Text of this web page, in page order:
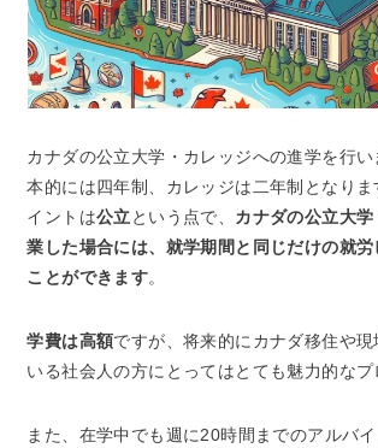
カナダの公立大学・カレッジへの進学を行
本的には四年制、カレッジは二年制となり
イントは公立という点で、 カナダの公立大
業した場合には、就学期間と同じだけの就
ことができます。
学費は高額ですが、将来的にカナダ移住や現
いる社会人の方にとってはとても魅力的なプ
また、在学中でも週に20時間までのアルバイ